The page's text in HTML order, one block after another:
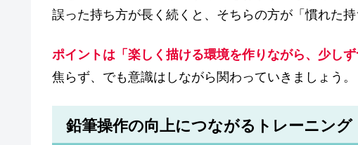
誤った持ち方が長く続くと、そちらの方が「慣れた
ポイントは「楽しく描ける環境を作りながら、少し
焦らず、でも意識はしながら関わっていきましょう。
鉛筆操作の向上につながるトレーニング